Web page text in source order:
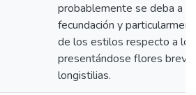
probablemente se deba a
fecundación y
de los estilos respecto a
presentándose flores
longistilias.